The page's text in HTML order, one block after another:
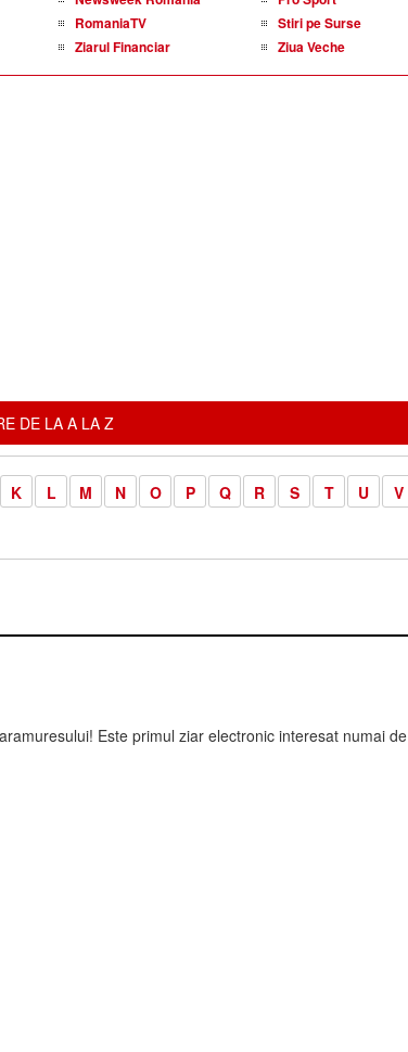
RomaniaTV
Stiri pe Surse
Ziarul Financiar Ziua Veche
DE LA A LA Z
K L M N O P Q R S T U
V
Este primul ziar electronic interesat numai de